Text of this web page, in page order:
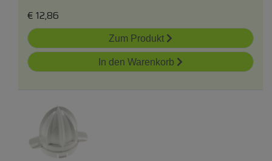
€ 12,86
Zum Produkt
In den Warenkorb